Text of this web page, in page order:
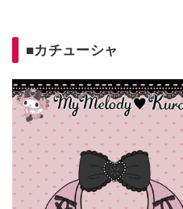
■カチューシャ